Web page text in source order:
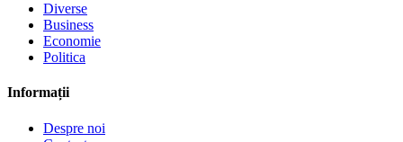
Diverse
Business
Economie
Politica
Informații
Despre noi